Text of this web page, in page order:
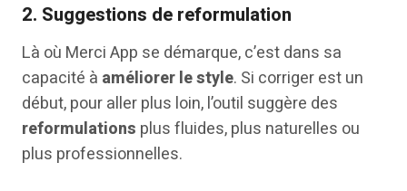
2. Suggestions de reformulation
Là où Merci App se démarque, c’est dans sa
capacité à améliorer le style. Si corriger est un
début, pour aller plus loin, l’outil suggère des
reformulations plus fluides, plus naturelles ou
plus professionnelles.